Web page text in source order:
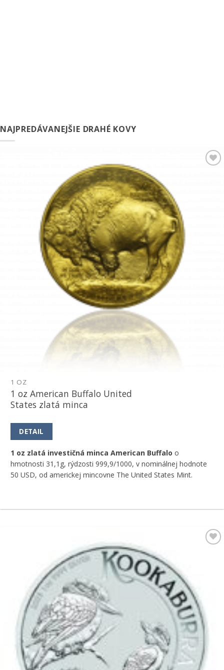
NAJPREDÁVANEJŠIE DRAHÉ KOVY
1 OZ
1 oz American Buffalo United
States zlatá minca
DETAIL
1 oz zlatá investičná minca American Buffalo o
hmotnosti 31,1g, rýdzosti 999,9/1000, v nominálnej hodnote
50 USD, od americkej mincovne The United States Mint.